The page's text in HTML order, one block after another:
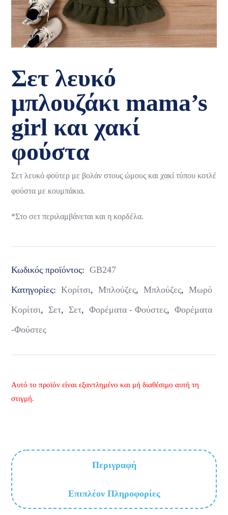
Σετ λευκό
μπλουζάκι mama’s
girl και χακί
φούστα
Σετ λευκό φούτερ με βολάν στους ώμους και χακί τύπου κοτλέ
φούστα με κουμπάκια.
*Στο σετ περιλαμβάνεται και η κορδέλα.
Κωδικός προϊόντος: GB247
Κατηγορίες: Κορίτσι, Μπλούζες, Μπλούζες, Μωρό
Κορίτσι, Σετ, Σετ, Φορέματα - Φούστες, Φορέματα
-Φούστες
Αυτό το προϊόν είναι εξαντλημένο και μή διαθέσιμο αυτή τη
στιγμή.
Περιγραφή
Επιπλέον Πληροφορίες